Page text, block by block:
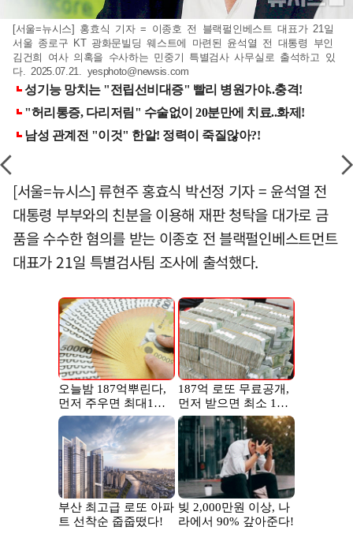
[서울=뉴시스] 홍효식 기자 = 이종호 전 블랙펄인베스트 대표가 21일
서울 종로구 KT 광화문빌딩 웨스트에 마련된 윤석열 전 대통령 부인
김건희 여사 의혹을 수사하는 민중기 특별검사 사무실로 출석하고 있
다. 2025.07.21. yesphoto@newsis.com
[서울=뉴시스] 류현주 홍효식 박선정 기자 = 윤석열 전
대통령 부부와의 친분을 이용해 재판 청탁을 대가로 금
품을 수수한 혐의를 받는 이종호 전 블랙펄인베스트먼트
대표가 21일 특별검사팀 조사에 출석했다.